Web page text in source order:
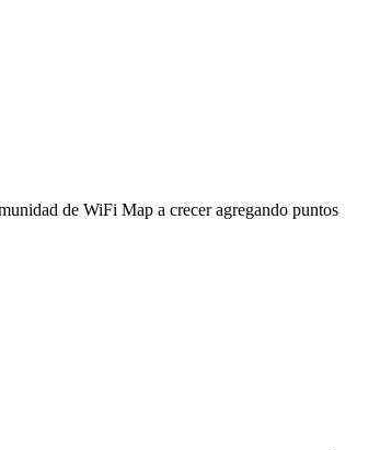
de WiFi Map a crecer agregando puntos